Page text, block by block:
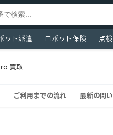
ット派遣 ロボット保険 点
買取
ご利用までの流れ 最新の問